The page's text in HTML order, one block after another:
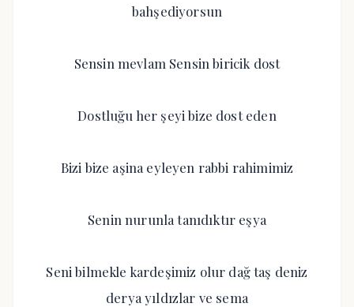
bahşediyorsun
Sensin mevlam Sensin biricik dost
Dostluğu her şeyi bize dost eden
Bizi bize aşina eyleyen rabbi rahimimiz
Senin nurunla tanıdıktır eşya
Seni bilmekle kardeşimiz olur dağ taş deniz
derya yıldızlar ve sema